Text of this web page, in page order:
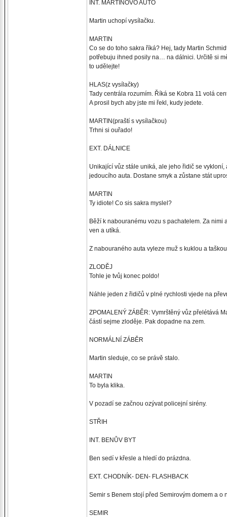
INT. MARTINOVO AUTO
Martin uchopí vysílačku.
MARTIN
Co se do toho sakra říká? Hej, tady Martin
potřebuju ihned posily na… na dálnici. Určitě si
to udělejte!
HLAS(z vysílačky)
Tady centrála rozumím. Říká se Kobra 11 volá
A prosil bych aby jste mi řekl, kudy jedete.
MARTIN(praští s vysílačkou)
Trhni si ouřado!
EXT. DÁLNICE
Unikající vůz stále uniká, ale jeho řidič se
jedoucího auta. Dostane smyk a zůstane stát
MARTIN
Ty idiote! Co sis sakra myslel?
Běží k nabouranému vozu s pachatelem. Za
ven a utíká.
Z nabouraného auta vyleze muž s kuklou a
ZLODĚJ
Tohle je tvůj konec poldo!
Náhle jeden z řidičů v plné rychlosti vjede na
ZPOMALENÝ ZÁBĚR: Vymrštěný vůz přelétává
částí sejme zloděje. Pak dopadne na zem.
NORMÁLNÍ ZÁBĚR
Martin sleduje, co se právě stalo.
MARTIN
To byla klika.
V pozadí se začnou ozývat policejní sirény.
STŘIH
INT. BENŮV BYT
Ben sedí v křesle a hledí do prázdna.
EXT. CHODNÍK- DEN- FLASHBACK
Semir s Benem stojí před Semirovým domem a o
SEMIR